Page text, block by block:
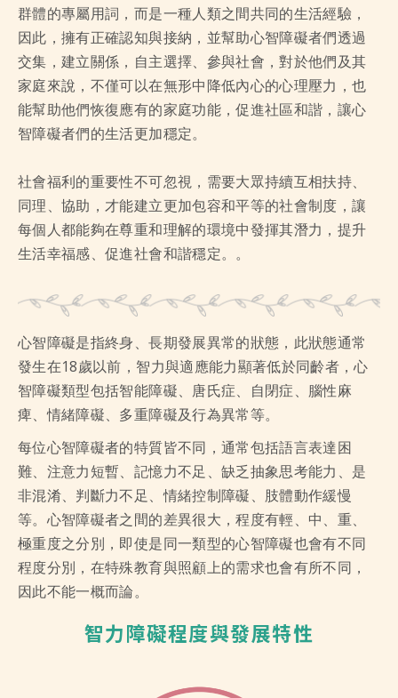
群體的專屬用詞，而是一種人類之間共同的生活經驗，
因此，擁有正確認知與接納，並幫助心智障礙者們透過
交集，建立關係，自主選擇、參與社會，對於他們及其
家庭來說，不僅可以在無形中降低內心的心理壓力，也
能幫助他們恢復應有的家庭功能，促進社區和諧，讓心
智障礙者們的生活更加穩定。
社會福利的重要性不可忽視，需要大眾持續互相扶持、
同理、協助，才能建立更加包容和平等的社會制度，讓
每個人都能夠在尊重和理解的環境中發揮其潛力，提升
生活幸福感、促進社會和諧穩定。。
心智障礙是指終身、長期發展異常的狀態，此狀態通常
發生在18歲以前，智力與適應能力顯著低於同齡者，心
智障礙類型包括智能障礙、唐氏症、自閉症、腦性麻
痺、情緒障礙、多重障礙及行為異常等。
每位心智障礙者的特質皆不同，通常包括語言表達困
難、注意力短暫、記憶力不足、缺乏抽象思考能力、是
非混淆、判斷力不足、情緒控制障礙、肢體動作緩慢
等。心智障礙者之間的差異很大，程度有輕、中、重、
極重度之分別，即使是同一類型的心智障礙也會有不同
程度分別，在特殊教育與照顧上的需求也會有所不同，
因此不能一概而論。
智力障礙程度與發展特性